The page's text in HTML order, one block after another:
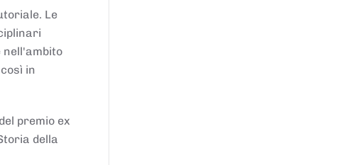
Le
nell'ambito
in
premio ex
della